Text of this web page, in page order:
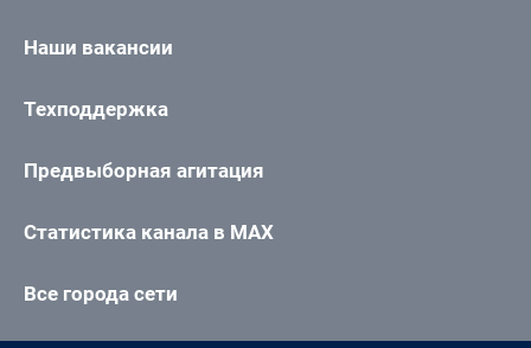
Наши вакансии
Техподдержка
Предвыборная агитация
Статистика канала в MAX
Все города сети